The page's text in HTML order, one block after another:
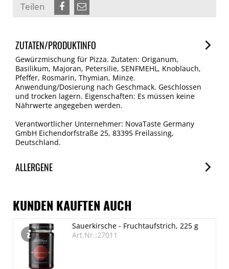
Teilen
ZUTATEN/PRODUKTINFO
Gewürzmischung für Pizza. Zutaten: Origanum,
Basilikum, Majoran, Petersilie, SENFMEHL, Knoblauch,
Pfeffer, Rosmarin, Thymian, Minze.
Anwendung/Dosierung nach Geschmack. Geschlossen
und trocken lagern. Eigenschaften: Es müssen keine
Nährwerte angegeben werden.
Verantwortlicher Unternehmer: NovaTaste Germany
GmbH Eichendorfstraße 25, 83395 Freilassing,
Deutschland.
ALLERGENE
Spuren / Enthalten
Senf
Enthalten
KUNDEN KAUFTEN AUCH
Sauerkirsche - Fruchtaufstrich, 225 g
Art.Nr.:27011